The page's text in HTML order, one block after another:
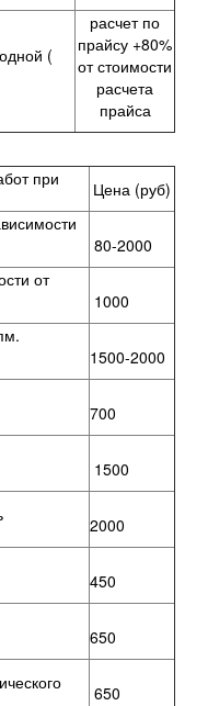
(
расчет по
прайсу +80%
от стоимости
расчета
прайса
при
Цена (руб)
80-2000
от
1000
1500-2000
700
1500
2000
450
650
650